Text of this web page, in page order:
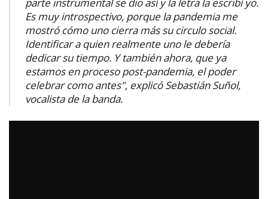
Es muy introspectivo, porque la pandemia me
mostró cómo uno cierra más su circulo social.
Identificar a quien realmente uno le debería
dedicar su tiempo. Y también ahora, que ya
estamos en proceso post-pandemia, el poder
celebrar como antes", explicó Sebastián Suñol,
vocalista de la banda.